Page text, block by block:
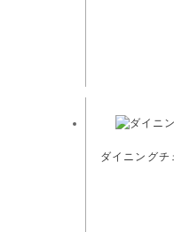
ダイニング